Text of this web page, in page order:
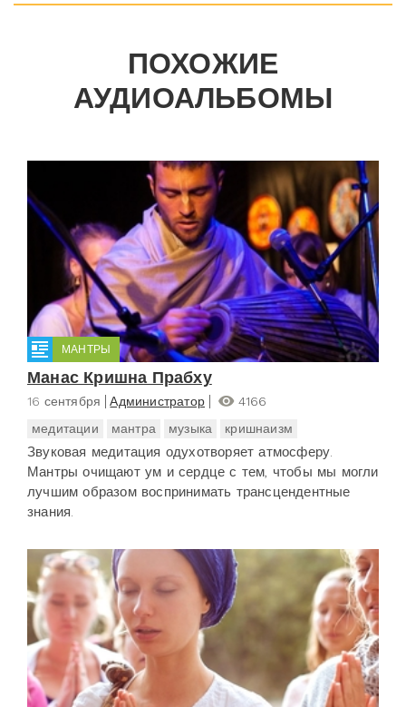
ПОХОЖИЕ
АУДИОАЛЬБОМЫ
МАНТРЫ
Манас Кришна Прабху
16 сентября Администратор
4166
медитации
мантра музыка кришнаизм
Звуковая медитация одухотворяет атмосферу.
Мантры очищают ум и сердце с тем, чтобы мы могли
лучшим образом воспринимать трансцендентные
знания.